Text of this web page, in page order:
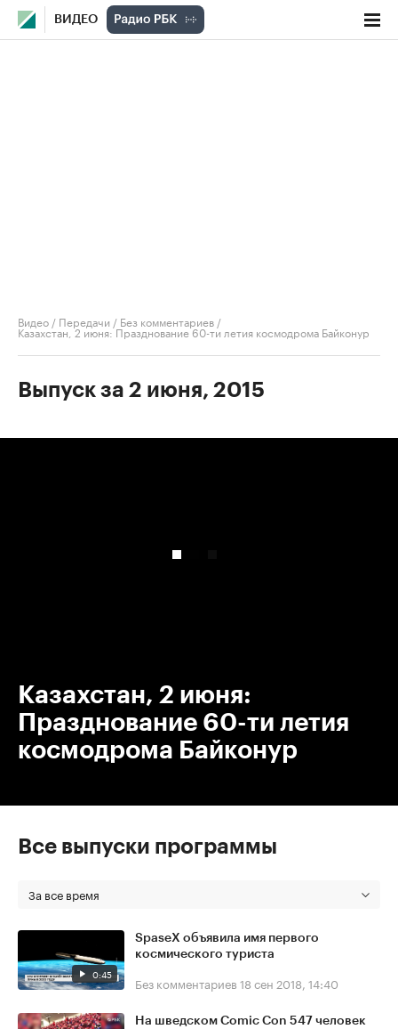
ВИДЕО
Видео / Передачи / Без комментариев /
Казахстан, 2 июня: Празднование 60-ти летия космодрома Байконур
Выпуск за 2 июня, 2015
Казахстан, 2 июня:
Празднование 60-ти летия
космодрома Байконур
Все выпуски программы
За все время
0:45
SpaseX объявила имя первого
космического туриста
Без комментариев 18 сен 2018, 14:40
На шведском Comic Con 547 человек